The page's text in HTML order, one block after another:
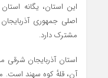
این استان، یگانه
اصلی جمهوری
مشترک دارد.
استان آذربایجان شرقی
آن، قلهٔ کوه سهند است.